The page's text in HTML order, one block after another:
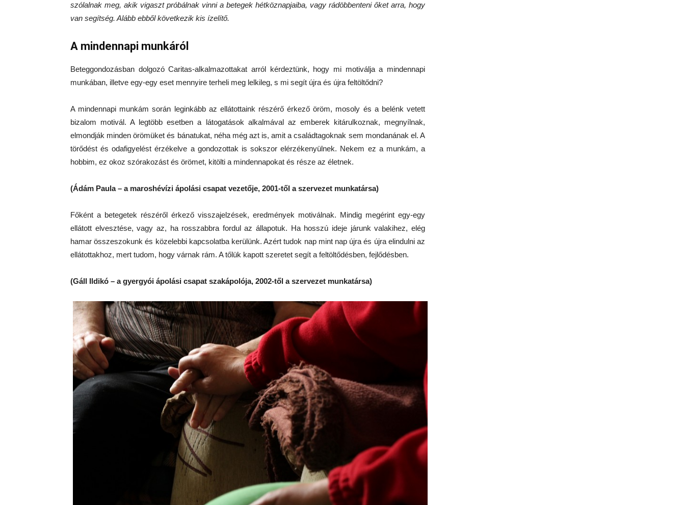
szólalnak meg, akik vigaszt próbálnak vinni a betegek hétköznapjaiba, vagy rádöbbenteni őket arra, hogy
van segítség. Alább ebből következik kis ízelítő.
A mindennapi munkáról
Beteggondozásban dolgozó Caritas-alkalmazottakat arról kérdeztünk, hogy mi motiválja a mindennapi
munkában, illetve egy-egy eset mennyire terheli meg lelkileg, s mi segít újra és újra feltöltődni?
A mindennapi munkám során leginkább az ellátottaink részérő érkező öröm, mosoly és a belénk vetett
bizalom motivál. A legtöbb esetben a látogatások alkalmával az emberek kitárulkoznak, megnyílnak,
elmondják minden örömüket és bánatukat, néha még azt is, amit a családtagoknak sem mondanának el. A
törődést és odafigyelést érzékelve a gondozottak is sokszor elérzékenyülnek. Nekem ez a munkám, a
hobbim, ez okoz szórakozást és örömet, kitölti a mindennapokat és része az életnek.
(Ádám Paula – a maroshévízi ápolási csapat vezetője, 2001-től a szervezet munkatársa)
Főként a betegetek részéről érkező visszajelzések, eredmények motiválnak. Mindig megérint egy-egy
ellátott elvesztése, vagy az, ha rosszabbra fordul az állapotuk. Ha hosszú ideje járunk valakihez, elég
hamar összeszokunk és közelebbi kapcsolatba kerülünk. Azért tudok nap mint nap újra és újra elindulni az
ellátottakhoz, mert tudom, hogy várnak rám. A tőlük kapott szeretet segít a feltöltődésben, fejlődésben.
(Gáll Ildikó – a gyergyói ápolási csapat szakápolója, 2002-től a szervezet munkatársa)